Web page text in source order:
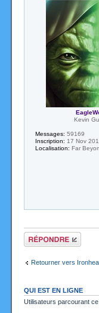
Kevin
Messages: 59169
Inscription: 17 Nov
Localisation: Far
Répondre
Retourner vers
QUI EST EN LIGNE
Utilisateurs parcourant